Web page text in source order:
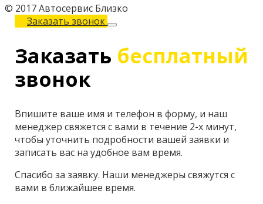
© 2017 Автосервис Близко
Заказать звонок
Заказать бесплатный
звонок
Впишите ваше имя и телефон в форму, и наш
менеджер свяжется с вами в течение 2-х минут,
чтобы уточнить подробности вашей заявки и
записать вас на удобное вам время.
Спасибо за заявку. Наши менеджеры свяжутся с
вами в ближайшее время.